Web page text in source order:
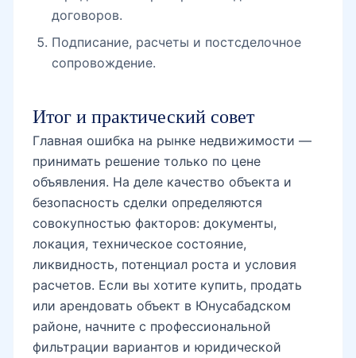
договоров.
Подписание, расчеты и постсделочное
сопровождение.
Итог и практический совет
Главная ошибка на рынке недвижимости —
принимать решение только по цене
объявления. На деле качество объекта и
безопасность сделки определяются
совокупностью факторов: документы,
локация, техническое состояние,
ликвидность, потенциал роста и условия
расчетов. Если вы хотите купить, продать
или арендовать объект в Юнусабадском
районе, начните с профессиональной
фильтрации вариантов и юридической